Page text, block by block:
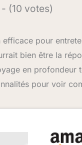
(10 votes)
pour
bien être la
en profondeur
pour voir